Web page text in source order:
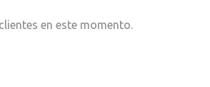
en este momento.